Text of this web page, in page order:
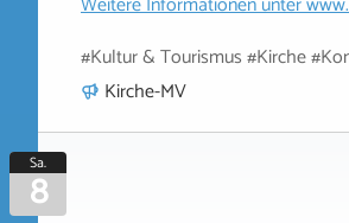
#Kultur & Tourismus #Kirche
Kirche-MV
Sa.
8